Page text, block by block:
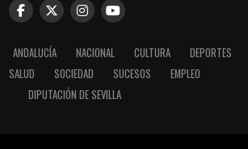
ANDALUCÍA NACIONAL CULTURA
DEPORTES
SALUD SOCIEDAD SUCESOS
EMPLEO
DIPUTACIÓN DE SEVILLA